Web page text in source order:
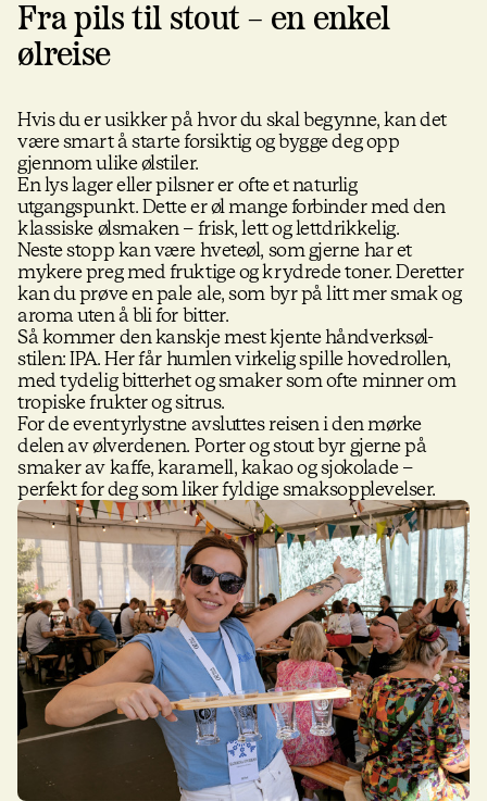
Fra pils til stout – en enkel
ølreise
Hvis du er usikker på hvor du skal begynne, kan det
være smart å starte forsiktig og bygge deg opp
gjennom ulike ølstiler.
En lys lager eller pilsner er ofte et naturlig
utgangspunkt. Dette er øl mange forbinder med den
klassiske ølsmaken – frisk, lett og lettdrikkelig.
Neste stopp kan være hveteøl, som gjerne har et
mykere preg med fruktige og krydrede toner. Deretter
kan du prøve en pale ale, som byr på litt mer smak og
aroma uten å bli for bitter.
Så kommer den kanskje mest kjente håndverksøl-
stilen: IPA. Her får humlen virkelig spille hovedrollen,
med tydelig bitterhet og smaker som ofte minner om
tropiske frukter og sitrus.
For de eventyrlystne avsluttes reisen i den mørke
delen av ølverdenen. Porter og stout byr gjerne på
smaker av kaffe, karamell, kakao og sjokolade –
perfekt for deg som liker fyldige smaksopplevelser.